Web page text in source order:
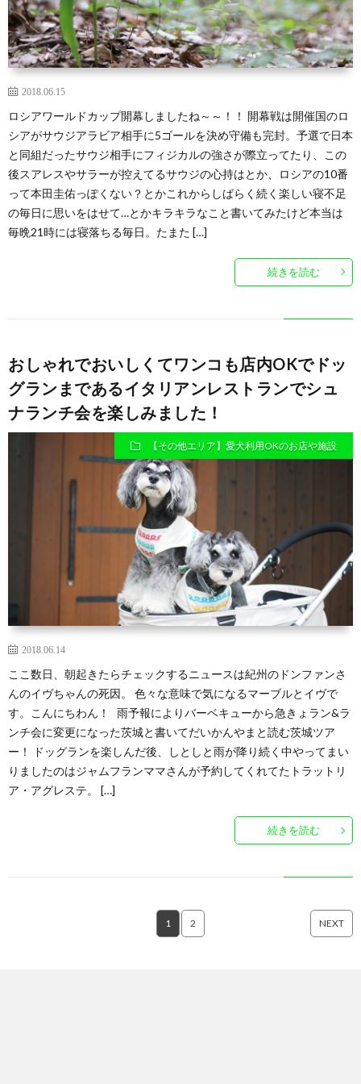
2018.06.15
ロシアワールドカップ開幕しましたね～～！！ 開幕戦は開催国のロ
シアがサウジアラビア相手に5ゴールを決め守備も完封。予選で日本
と同組だったサウジ相手にフィジカルの強さが際立ってたり、この
後スアレスやサラーが控えてるサウジの心持はとか、ロシアの10番
って本田圭佑っぽくない？とかこれからしばらく続く楽しい寝不足
の毎日に思いをはせて…とかキラキラなこと書いてみたけど本当は
毎晩21時には寝落ちる毎日。たまた […]
続きを読む
おしゃれでおいしくてワンコも店内OKでドッ
グランまであるイタリアンレストランでシュ
ナランチ会を楽しみました！
【その他エリア】愛犬利用OKのお店や施設
2018.06.14
ここ数日、朝起きたらチェックするニュースは紀州のドンファンさ
んのイヴちゃんの死因。 色々な意味で気になるマーブルとイヴで
す。こんにちわん！ 雨予報によりバーベキューから急きょラン&ラ
ンチ会に変更になった茨城と書いてだいかんやまと読む茨城ツア
ー！ ドッグランを楽しんだ後、しとしと雨が降り続く中やってまい
りましたのはジャムフランママさんが予約してくれてたトラットリ
ア・アグレステ。 […]
続きを読む
1 2 NEXT